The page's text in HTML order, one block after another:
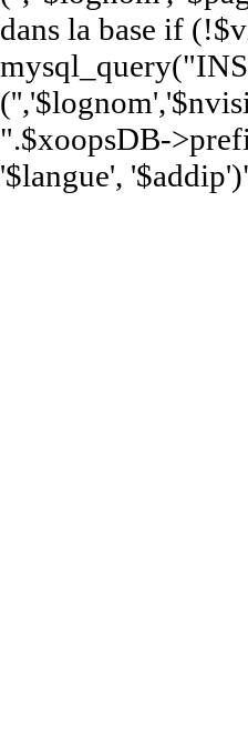
dans la base if
".$xoopsDB-
'$langue',